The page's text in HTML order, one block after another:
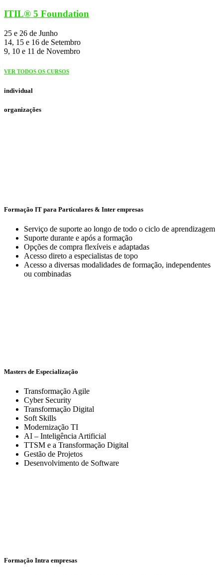
ITIL® 5 Foundation
25 e 26 de Junho
14, 15 e 16 de Setembro
9, 10 e 11 de Novembro
VER TODOS OS CURSOS
individual
organizações
Formação IT para Particulares & Inter empresas
Serviço de suporte ao longo de todo o ciclo de aprendizagem
Suporte durante e após a formação
Opções de compra flexíveis e adaptadas
Acesso direto a especialistas de topo
Acesso a diversas modalidades de formação, independentes
ou combinadas
Masters de Especialização
Transformação Agile
Cyber Security
Transformação Digital
Soft Skills
Modernização TI
AI – Inteligência Artificial
TTSM e a Transformação Digital
Gestão de Projetos
Desenvolvimento de Software
Formação Intra empresas